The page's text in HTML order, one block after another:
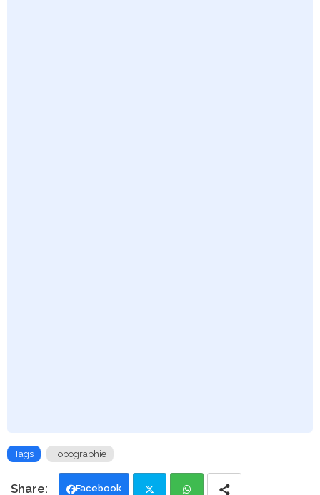
Tags Topographie
Facebook